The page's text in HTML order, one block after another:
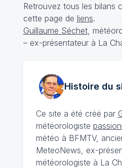
Retrouvez tous les bilans
cette page de liens.
Guillaume Séchet,
– ex-présentateur à La
Histoire du
Ce site a été créé par
météorologiste
météo à BFMTV,
MeteoNews, ex-
météorologiste à La